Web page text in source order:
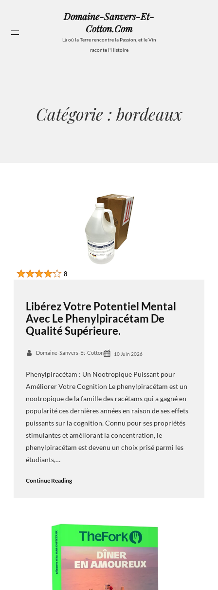
contenu
Domaine-Sanvers-Et-
Cotton.com
Là où la Terre rencontre la Passion, et le Vin
raconte l'Histoire
Catégorie : bordeaux
Libérez Votre Potentiel Mental
Avec Le Phenylpiracétam De
Qualité Supérieure.
Domaine-Sanvers-Et-Cotton 10 Juin 2026
Phenylpiracétam : Un Nootropique Puissant pour
Améliorer Votre Cognition Le phenylpiracétam est un
nootropique de la famille des racétams qui a gagné en
popularité ces dernières années en raison de ses effets
puissants sur la cognition. Connu pour ses propriétés
stimulantes et améliorant la concentration, le
phenylpiracétam est devenu un choix prisé parmi les
étudiants,…
Continue Reading